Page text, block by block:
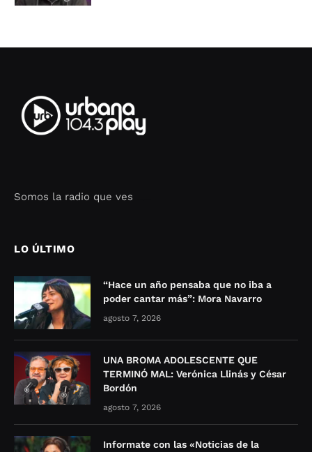
Somos la radio que ves
LO ÚLTIMO
“Hace un año pensaba que no iba a
poder cantar más”: Mora Navarro
agosto 7, 2026
UNA BROMA ADOLESCENTE QUE
TERMINÓ MAL: Verónica Llinás y César
Bordón
agosto 7, 2026
Informate con las «Noticias de la